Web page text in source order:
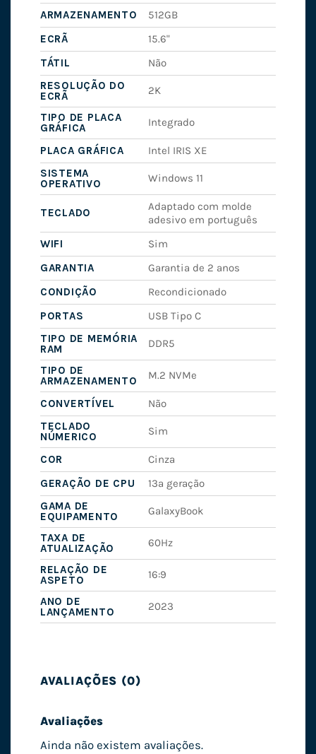
ARMAZENAMENTO
512GB
ECRÃ
15.6"
TÁTIL
Não
RESOLUÇÃO DO
ECRÃ
2K
TIPO DE PLACA
GRÁFICA
Integrado
PLACA GRÁFICA
Intel IRIS XE
SISTEMA
OPERATIVO
Windows 11
TECLADO
Adaptado com molde
adesivo em português
WIFI
Sim
GARANTIA
Garantia de 2 anos
CONDIÇÃO
Recondicionado
PORTAS
USB Tipo C
TIPO DE MEMÓRIA
RAM
DDR5
TIPO DE
ARMAZENAMENTO
M.2 NVMe
CONVERTÍVEL
Não
TECLADO
NÚMERICO
Sim
COR
Cinza
GERAÇÃO DE CPU
13ª geração
GAMA DE
EQUIPAMENTO
GalaxyBook
TAXA DE
ATUALIZAÇÃO
60Hz
RELAÇÃO DE
ASPETO
16:9
ANO DE
LANÇAMENTO
2023
AVALIAÇÕES (0)
Avaliações
Ainda não existem avaliações.